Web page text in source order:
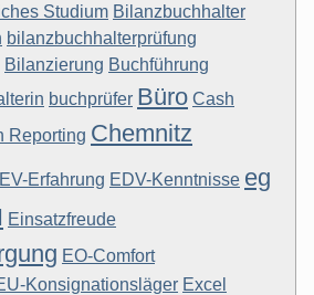
Studium Bilanzbuchhalter
bilanzbuchhalterprüfung
Bilanzierung Buchführung
buchprüfer Büro Cash
Reporting Chemnitz
Erfahrung EDV-Kenntnisse eg
Einsatzfreude
EO-Comfort
Konsignationsläger Excel